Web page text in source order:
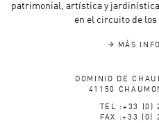
patrimonial, artística y
en el circuito de
MÁS
DOMINIO DE
41150
TEL :+33 (0)
FAX :+33 (0)